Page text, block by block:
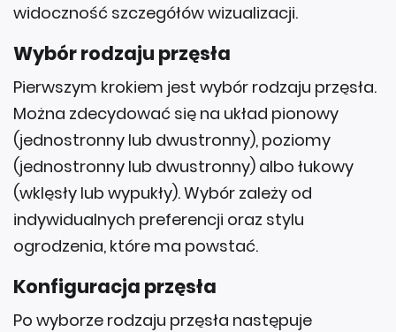
widoczność szczegółów wizualizacji.
Wybór rodzaju przęsła
Pierwszym krokiem jest wybór rodzaju przęsła.
Można zdecydować się na układ pionowy
(jednostronny lub dwustronny), poziomy
(jednostronny lub dwustronny) albo łukowy
(wklęsły lub wypukły). Wybór zależy od
indywidualnych preferencji oraz stylu
ogrodzenia, które ma powstać.
Konfiguracja przęsła
Po wyborze rodzaju przęsła następuje